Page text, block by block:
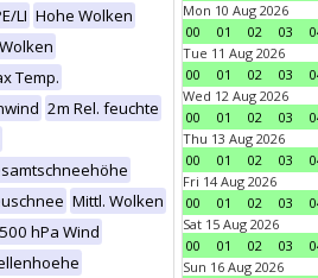
LI Hohe Wolken
Temp.
2m Rel. feuchte
Mittl. Wolken
500 hPa Wind
Mon 10 Aug 2026
00
01 02 03
Tue 11 Aug 2026
00
01 02 03
Wed 12 Aug 2026
00
01 02 03
Thu 13 Aug 2026
00
01 02 03
Fri 14 Aug 2026
00
01 02 03
Sat 15 Aug 2026
00
01 02 03
Sun 16 Aug 2026